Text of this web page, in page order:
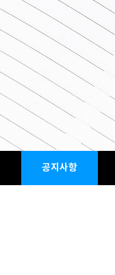
걸어온 길
함께하는 사람들
오시는 길
공지사항